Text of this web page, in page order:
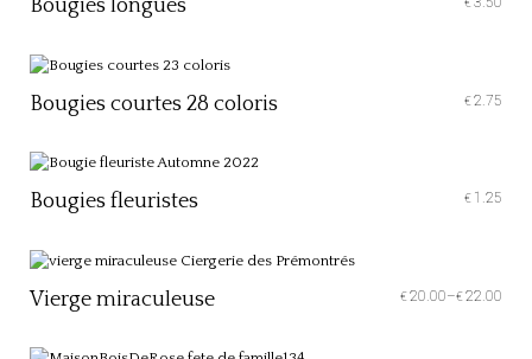
Bougies longues €
Bougies courtes 28 coloris €2.75
Bougies fleuristes € 1.25
Vierge miraculeuse €20.00–€22.00